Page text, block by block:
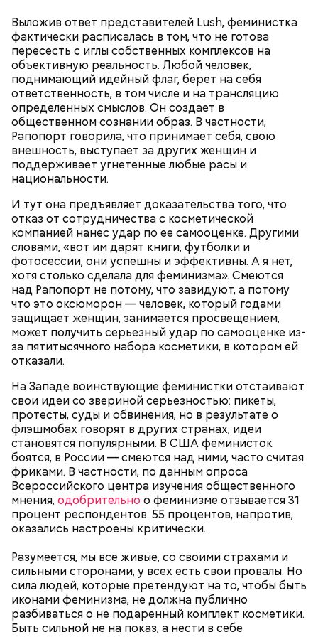
Выложив ответ представителей Lush, феминистка
фактически расписалась в том, что не готова
пересесть с иглы собственных комплексов на
объективную реальность. Любой человек,
поднимающий идейный флаг, берет на себя
ответственность, в том числе и на трансляцию
определенных смыслов. Он создает в
общественном сознании образ. В частности,
Рапопорт говорила, что принимает себя, свою
внешность, выступает за других женщин и
поддерживает угнетенные любые расы и
национальности.
И тут она предъявляет доказательства того, что
отказ от сотрудничества с косметической
компанией нанес удар по ее самооценке. Другими
словами, «вот им дарят книги, футболки и
фотосессии, они успешны и эффективны. А я нет,
хотя столько сделала для феминизма». Смеются
над Рапопорт не потому, что завидуют, а потому
что это оксюморон — человек, который годами
защищает женщин, занимается просвещением,
может получить серьезный удар по самооценке из-
за пятитысячного набора косметики, в котором ей
отказали.
На Западе воинствующие феминистки отстаивают
свои идеи со звериной серьезностью: пикеты,
протесты, суды и обвинения, но в результате о
флэшмобах говорят в других странах, идеи
становятся популярными. В США феминисток
боятся, в России — смеются над ними, часто считая
фриками. В частности, по данным опроса
Всероссийского центра изучения общественного
мнения, одобрительно о феминизме отзывается 31
процент респондентов. 55 процентов, напротив,
оказались настроены критически.
Разумеется, мы все живые, со своими страхами и
сильными сторонами, у всех есть свои провалы. Но
сила людей, которые претендуют на то, чтобы быть
иконами феминизма, не должна публично
разбиваться о не подаренный комплект косметики.
Быть сильной не на показ, а нести в себе
А еще, удержав меч палача, святой Николай спас от
смерти трех мужей, невинно осужденных
корыстолюбивым градоначальником.
За свою земную жизнь он совершил множество
добрых дел во славу Божию.
Святитель Николай дожил до глубокой старости и
скончался в середине IV века. По церковному
преданию, мощи святого сохранились нетленными
и источали чудесное миро, от которого исцелилось
множество людей. В 1087 году мощи Николая
Угодника были перенесены в итальянский город
Бар (Бари), где находятся и поныне.
2-3 картофелины,
1 некрупный помидор,
2 корня сельдерея,
салатная заправка.
Очищенный сырой салатный сельдерей
нашинковать соломкой. Яблоки очистить от
кожицы и семян, нарезать ломтиками. Так же
нарезать вареный картофель. Продукты
перемешать, полить салатной заправкой, выложить
в салатник горкой и украсить веточками
сельдерея, кусочками свежих помидоров и
ломтиками яблок.
Кабачки в овощном соусе